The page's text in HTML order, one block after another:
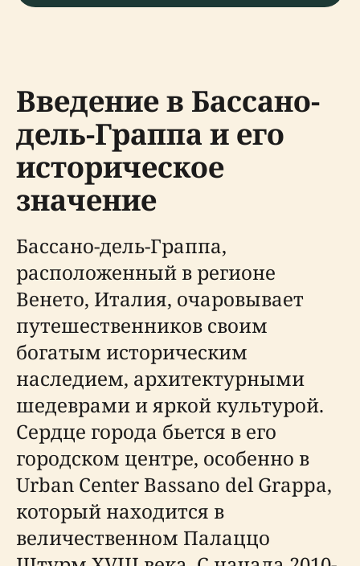
Введение в Бассано-
дель-Граппа и его
историческое
значение
Бассано-дель-Граппа,
расположенный в регионе
Венето, Италия, очаровывает
путешественников своим
богатым историческим
наследием, архитектурными
шедеврами и яркой культурой.
Сердце города бьется в его
городском центре, особенно в
Urban Center Bassano del Grappa,
который находится в
величественном Палаццо